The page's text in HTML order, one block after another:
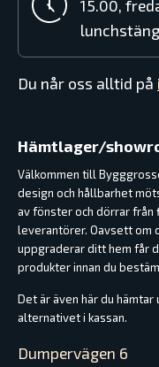
15.00,
Du når oss alltid på
Hämtlager/
Välkommen till
design och hållbarhet
av fönster och dörrar från
leverantörer. Oavsett om
uppgraderar ditt hem får
produkter innan du
Det är även här du
alternativet i kassan.
Dumpervägen 6